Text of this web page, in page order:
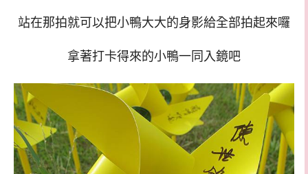
站在那拍就可以把小鴨大大的身影給全部拍起來囉
拿著打卡得來的小鴨一同入鏡吧